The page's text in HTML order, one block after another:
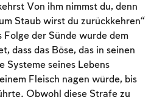
Von ihm nimmst du, denn
Staub wirst du zurückkehren“
der Sünde wurde dem
dass das Böse, das in seinen
Systeme seines Lebens
Fleisch nagen würde, bis
Obwohl diese Strafe zu